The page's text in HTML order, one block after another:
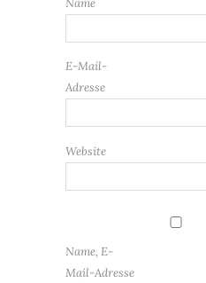
E-Mail-
Adresse
Website
Name, E-
Mail-Adresse